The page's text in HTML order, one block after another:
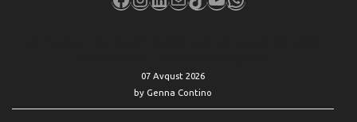
07 Avqust 2026
by Genna Contino